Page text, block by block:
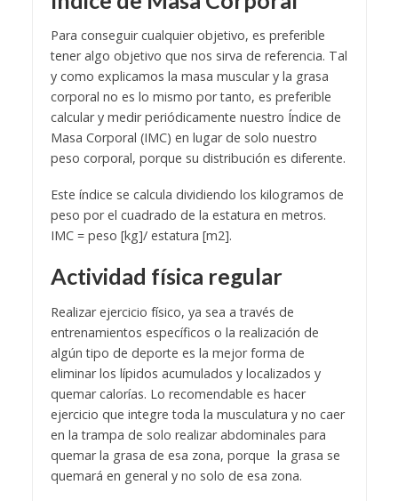
Para conseguir cualquier objetivo, es preferible
tener algo objetivo que nos sirva de referencia. Tal
y como explicamos la masa muscular y la grasa
corporal no es lo mismo por tanto, es preferible
calcular y medir periódicamente nuestro Índice de
Masa Corporal (IMC) en lugar de solo nuestro
peso corporal, porque su distribución es diferente.
Este índice se calcula dividiendo los kilogramos de
peso por el cuadrado de la estatura en metros.
IMC = peso [kg]/ estatura [m2].
Actividad física regular
Realizar ejercicio físico, ya sea a través de
entrenamientos específicos o la realización de
algún tipo de deporte es la mejor forma de
eliminar los lípidos acumulados y localizados y
quemar calorías. Lo recomendable es hacer
ejercicio que integre toda la musculatura y no caer
en la trampa de solo realizar abdominales para
quemar la grasa de esa zona, porque la grasa se
quemará en general y no solo de esa zona.